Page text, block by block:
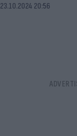
23.10.2024 20:56